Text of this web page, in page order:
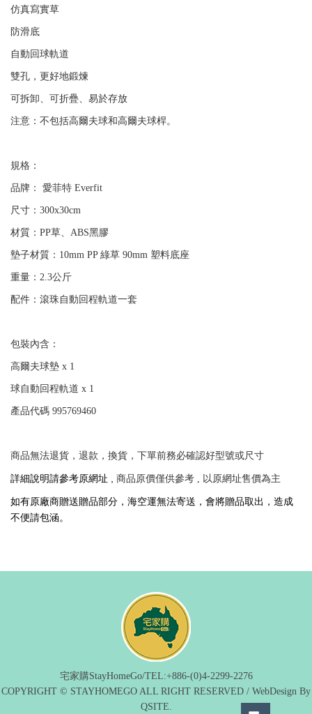
仿真寫實草
防滑底
自動回球軌道
雙孔，更好地鍛煉
可拆卸、可折疊、易於存放
注意：不包括高爾夫球和高爾夫球桿。
規格：
品牌： 愛菲特 Everfit
尺寸：300x30cm
材質：PP草、ABS黑膠
墊子材質：10mm PP 綠草 90mm 塑料底座
重量：2.3公斤
配件：滾珠自動回程軌道一套
包裝內含：
高爾夫球墊 x 1
球自動回程軌道 x 1
產品代碼 995769460
商品無法退貨，退款，換貨，下單前務必確認好型號或尺寸
詳細說明請參考原網址 , 商品原價僅供參考 , 以原網址售價為主
如有原廠商贈送贈品部分，海空運無法寄送，會將贈品取出，造成
不便請包涵。
宅家購StayHomeGo/TEL:+886-(0)4-2299-2276
COPYRIGHT © STAYHOMEGO ALL RIGHT RESERVED / WebDesign By
QSITE.